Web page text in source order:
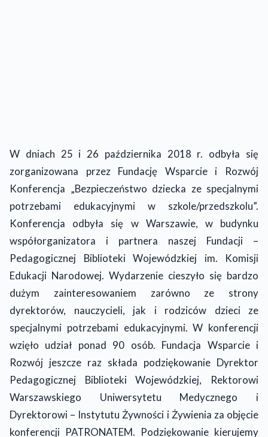
W dniach 25 i 26 października 2018 r. odbyła się
zorganizowana przez Fundację Wsparcie i Rozwój
Konferencja „Bezpieczeństwo dziecka ze specjalnymi
potrzebami edukacyjnymi w szkole/przedszkolu”.
Konferencja odbyła się w Warszawie, w budynku
współorganizatora i partnera naszej Fundacji –
Pedagogicznej Biblioteki Wojewódzkiej im. Komisji
Edukacji Narodowej. Wydarzenie cieszyło się bardzo
dużym zainteresowaniem zarówno ze strony
dyrektorów, nauczycieli, jak i rodziców dzieci ze
specjalnymi potrzebami edukacyjnymi. W konferencji
wzięło udział ponad 90 osób. Fundacja Wsparcie i
Rozwój jeszcze raz składa podziękowanie Dyrektor
Pedagogicznej Biblioteki Wojewódzkiej, Rektorowi
Warszawskiego Uniwersytetu Medycznego i
Dyrektorowi – Instytutu Żywności i Żywienia za objęcie
konferencji PATRONATEM. Podziękowanie kierujemy